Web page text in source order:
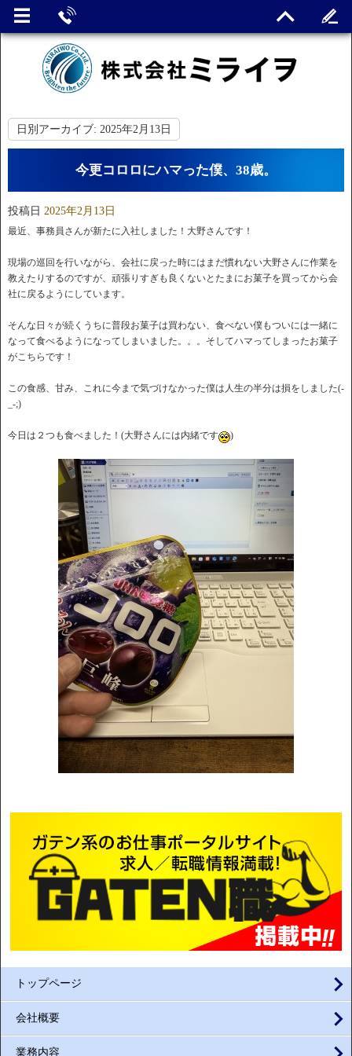
日別アーカイブ: 2025年2月13日
今更コロロにハマった僕、38歳。
投稿日 2025年2月13日
最近、事務員さんが新たに入社しました！大野さんです！
現場の巡回を行いながら、会社に戻った時にはまだ慣れない大野さんに作業を
教えたりするのですが、頑張りすぎも良くないとたまにお菓子を買ってから会
社に戻るようにしています。
そんな日々が続くうちに普段お菓子は買わない、食べない僕もついには一緒に
なって食べるようになってしまいました。。。そしてハマってしまったお菓子
がこちらです！
この食感、甘み、これに今まで気づけなかった僕は人生の半分は損をしました(-
_-;)
今日は２つも食べました！(大野さんには内緒です )
トップページ
会社概要
業務内容